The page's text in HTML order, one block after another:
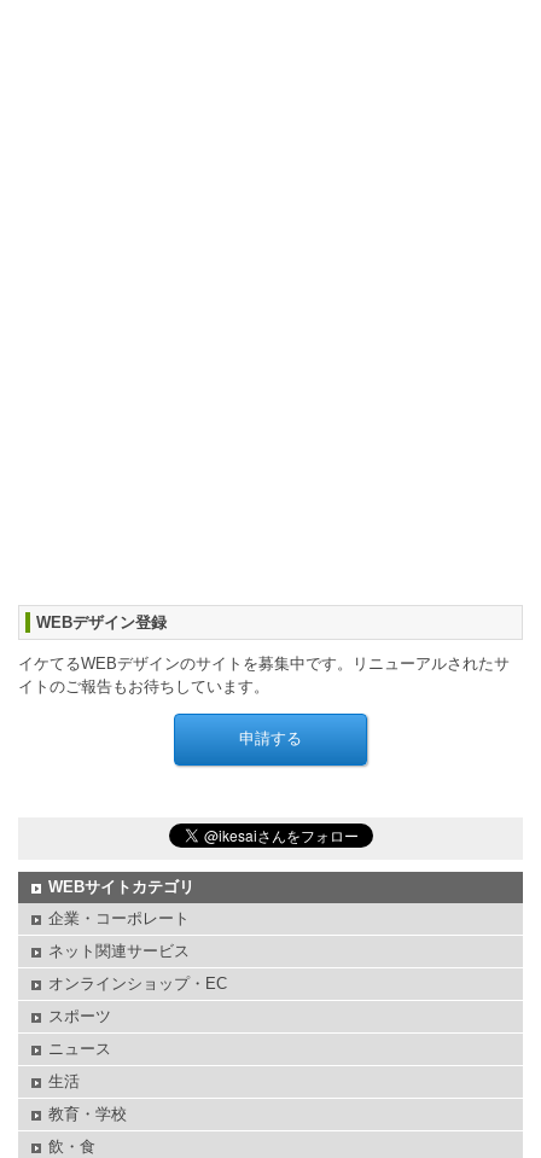
WEBデザイン登録
イケてるWEBデザインのサイトを募集中です。リニューアルされたサ
イトのご報告もお待ちしています。
WEBサイトカテゴリ
企業・コーポレート
ネット関連サービス
オンラインショップ・EC
スポーツ
ニュース
生活
教育・学校
飲・食